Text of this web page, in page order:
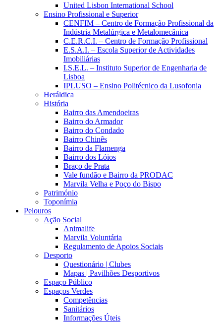
United Lisbon International School
Ensino Profissional e Superior
CENFIM – Centro de Formação Profissional da
Indústria Metalúrgica e Metalomecânica
C.E.R.C.I. – Centro de Formação Profissional
E.S.A.I. – Escola Superior de Actividades
Imobiliárias
I.S.E.L. – Instituto Superior de Engenharia de
Lisboa
IPLUSO – Ensino Politécnico da Lusofonia
Heráldica
História
Bairro das Amendoeiras
Bairro do Armador
Bairro do Condado
Bairro Chinês
Bairro da Flamenga
Bairro dos Lóios
Braço de Prata
Vale fundão e Bairro da PRODAC
Marvila Velha e Poço do Bispo
Património
Toponímia
Pelouros
Ação Social
Animalife
Marvila Voluntária
Regulamento de Apoios Sociais
Desporto
Questionário | Clubes
Mapas | Pavilhões Desportivos
Espaço Público
Espaços Verdes
Competências
Sanitários
Informações Úteis